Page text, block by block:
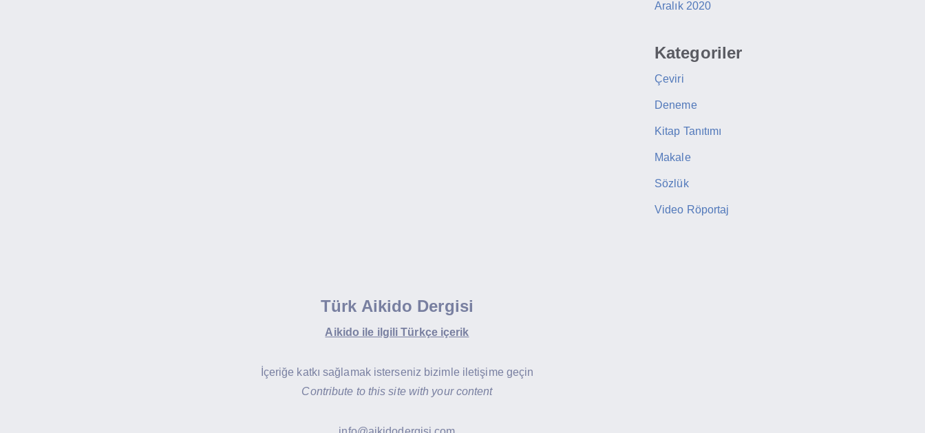
Aralık 2020
Kategoriler
Çeviri
Deneme
Kitap Tanıtımı
Makale
Sözlük
Video Röportaj
Türk Aikido Dergisi
Aikido ile ilgili Türkçe içerik
İçeriğe katkı sağlamak isterseniz bizimle iletişime geçin
Contribute to this site with your content